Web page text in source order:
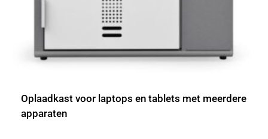
Oplaadkast voor laptops en tablets met meerdere
apparaten